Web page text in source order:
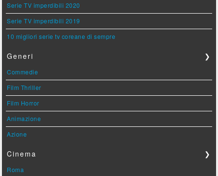
Serie TV imperdibili 2020
Serie TV imperdibili 2019
10 migliori serie tv coreane di sempre
Generi ❯
Commedie
Film Thriller
Film Horror
Animazione
Azione
Cinema ❯
Roma